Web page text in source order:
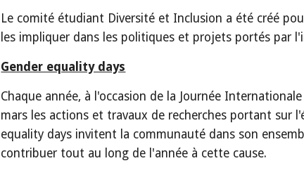
Le comité étudiant Diversité et Inclusion a été créé
les impliquer dans les politiques et projets portés par
Gender equality days
Chaque année, à l'occasion de la Journée
mars les actions et travaux de recherches portant sur
equality days invitent la communauté dans son
contribuer tout au long de l'année à cette cause.